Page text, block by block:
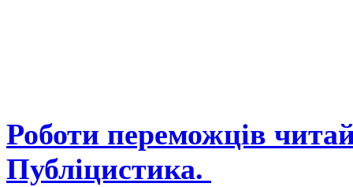
Роботи переможців
Публіцистика.